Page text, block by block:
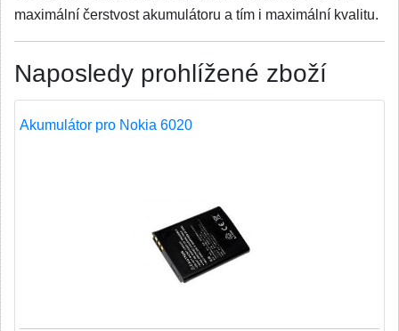
maximální čerstvost akumulátoru a tím i maximální kvalitu.
Naposledy prohlížené zboží
Akumulátor pro Nokia 6020